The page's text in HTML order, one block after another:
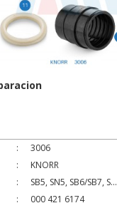
:
3006
:
KNORR
:
SB5, SN5, SB6/SB7, S...
:
000 421 6174